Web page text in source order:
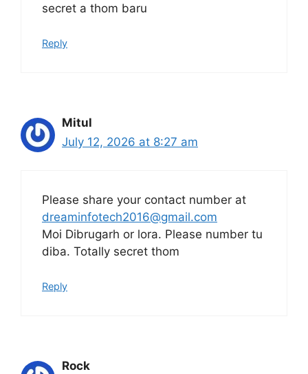
secret a thom baru
Reply
Mitul
July 12, 2026 at 8:27 am
Please share your contact number at
dreaminfotech2016@gmail.com
Moi Dibrugarh or lora. Please number tu
diba. Totally secret thom
Reply
Rock